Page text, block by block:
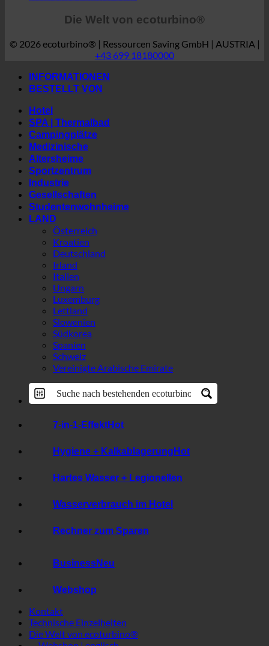
ecoturbino® Mittlerer Osten
Die Welt von ecoturbino®
© 2026 ecoturbino® | Ressourcen Saving GmbH | AUSTRIA |
+43 699 18180000
INFORMATIONEN
BESTELLT VON
Hotel
SPA | Thermalbad
Campingplätze
Medizinische
Altersheime
Sportzentrum
Industrie
Gesellschaften
Studentenwohnheime
LAND
Österreich
Kroatien
Deutschland
Irland
Italien
Ungarn
Luxemburg
Lettland
Slowenien
Südkorea
Spanien
Schweiz
Vereinigte Arabische Emirate
Webshop
Kontakt
Technische Einzelheiten